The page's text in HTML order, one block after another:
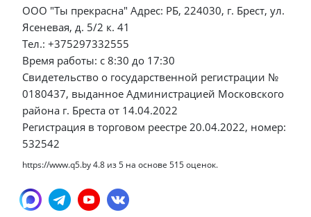
ООО "Ты прекрасна" Адрес: РБ, 224030, г. Брест, ул.
Ясеневая, д. 5/2 к. 41
Тел.: +375297332555
Время работы: с 8:30 до 17:30
Свидетельство о государственной регистрации №
0180437, выданное Администрацией Московского
района г. Бреста от 14.04.2022
Регистрация в торговом реестре 20.04.2022, номер:
532542
https://www.q5.by4.8 из5 на основе 515оценок.